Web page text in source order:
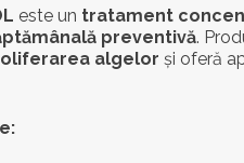
este un tratament
preventivă.
algelor și oferă